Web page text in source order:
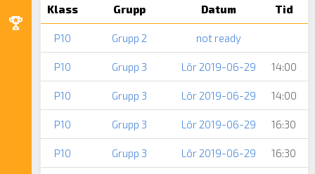
Klass Grupp Datum Tid
P10 Grupp 2 not ready
P10 Grupp 3 Lör 2019-06-29 14:00
P10 Grupp 3 Lör 2019-06-29 14:00
P10 Grupp 3 Lör 2019-06-29 16:30
P10 Grupp 3 Lör 2019-06-29 16:30